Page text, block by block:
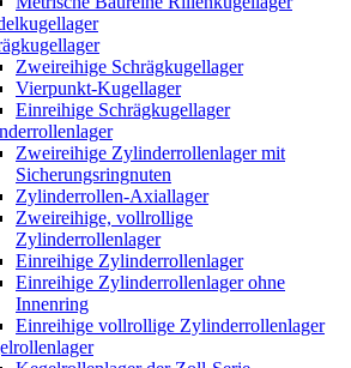
Zweireihige Schrägkugellager
Vierpunkt-Kugellager
Einreihige Schrägkugellager
Zweireihige Zylinderrollenlager mit
Sicherungsringnuten
Zylinderrollen-Axiallager
Zweireihige, vollrollige
Zylinderrollenlager
Einreihige Zylinderrollenlager
Einreihige Zylinderrollenlager ohne
Innenring
Einreihige vollrollige Zylinderrollenlager